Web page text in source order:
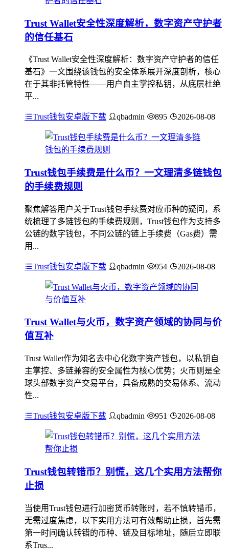
Trust Wallet安全性深度解析，数字资产守护者
的信任基石
《Trust Wallet安全性深度解析：数字资产守护者的信任
基石》一文围绕该钱包的安全体系展开深度剖析，核心
在于其非托管特性——用户自主掌控私钥，从底层杜绝
平...
Trust钱包安卓版下载 qbadmin 895 2026-08-08
Trust钱包手续费是什么币？一文理清多链钱包
的手续费规则
聚焦解答用户关于Trust钱包手续费对应币种的疑问，系
统梳理了多链钱包的手续费规则，Trust钱包作为支持多
公链的数字钱包，不同公链的链上手续费（Gas费）需
用...
Trust钱包安卓版下载 qbadmin 954 2026-08-08
Trust Wallet与火币，数字资产领域的协同与价
值互补
Trust Wallet作为知名去中心化数字资产钱包，以私钥自
主掌控、多链兼容的安全属性为核心优势；火币则是全
球头部数字资产交易平台，具备成熟的交易体系、流动
性...
Trust钱包安卓版下载 qbadmin 951 2026-08-08
Trust钱包转错币？别慌，这几个实用方法帮你
止损
当使用Trust钱包进行加密货币转账时，若不慎转错币，
无需过度焦虑，以下实用方法可有效帮助止损，首先需
第一时间确认转错的币种、链及目标地址，随后立即联
系Trus...